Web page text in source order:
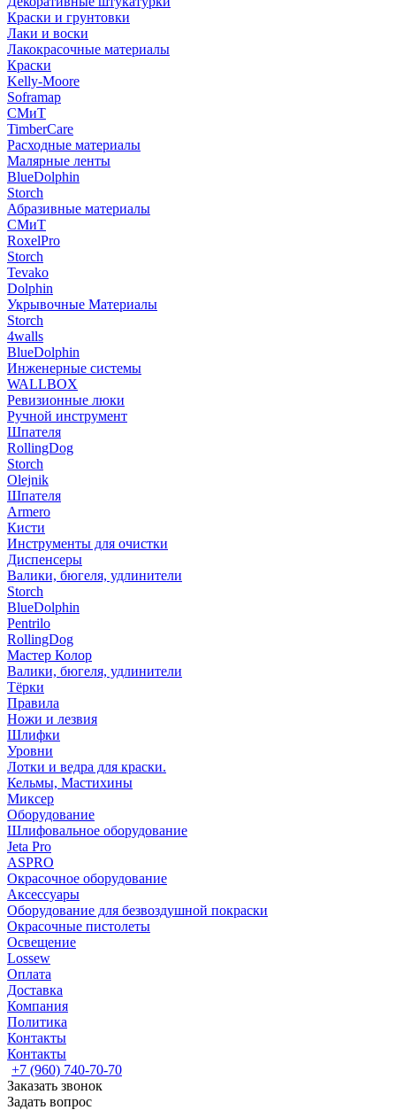
Краски и грунтовки
Лаки и воски
Лакокрасочные материалы
Краски
Kelly-Moore
Soframap
СМиТ
TimberCare
Расходные материалы
Малярные ленты
BlueDolphin
Storch
Абразивные материалы
СМиТ
RoxelPro
Storch
Tevako
Dolphin
Укрывочные Материалы
Storch
4walls
BlueDolphin
Инженерные системы
WALLBOX
Ревизионные люки
Ручной инструмент
Шпателя
RollingDog
Storch
Olejnik
Шпателя
Armero
Кисти
Инструменты для очистки
Диспенсеры
Валики, бюгеля, удлинители
Storch
BlueDolphin
Pentrilo
RollingDog
Мастер Колор
Валики, бюгеля, удлинители
Тёрки
Правила
Ножи и лезвия
Шлифки
Уровни
Лотки и ведра для краски.
Кельмы, Мастихины
Миксер
Оборудование
Шлифовальное оборудование
Jeta Pro
ASPRO
Окрасочное оборудование
Аксессуары
Оборудование для безвоздушной покраски
Окрасочные пистолеты
Освещение
Lossew
Оплата
Доставка
Компания
Политика
Контакты
Контакты
+7 (960) 740-70-70
Заказать звонок
Задать вопрос